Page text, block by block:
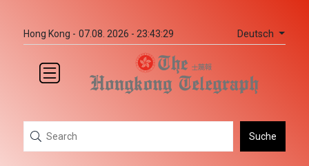
Hong Kong - 07.08. 2026 - 23:43:29 Deutsch
Suche